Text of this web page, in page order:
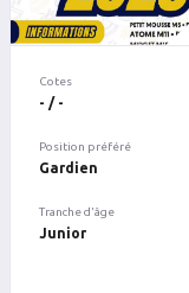
Cotes
- / -
Position préféré
Gardien
Tranche d'âge
Junior